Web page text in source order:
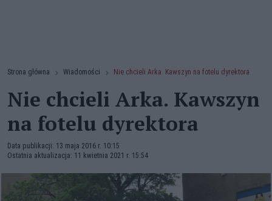
Strona główna Wiadomości Nie chcieli Arka. Kawszyn na fotelu dyrektora
Nie chcieli Arka. Kawszyn
na fotelu dyrektora
Data publikacji: 13 maja 2016 r. 10:15
Ostatnia aktualizacja: 11 kwietnia 2021 r. 15:54